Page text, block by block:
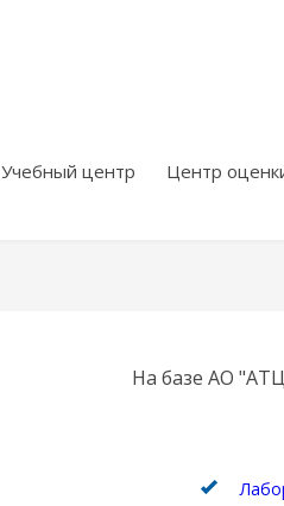
Учебный центр Центр
На базе АО